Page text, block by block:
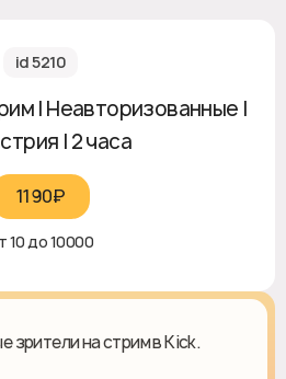
id 5210
| Неавторизованные |
| 2 часа
1190₽‎
10 до 10000
зрители на стрим в Kick.